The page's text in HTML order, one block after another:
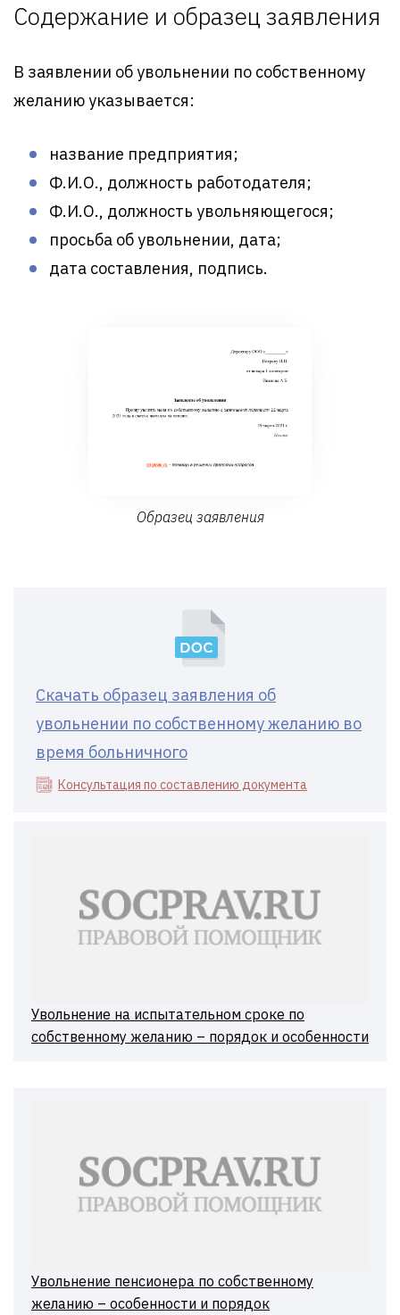
Содержание и образец заявления
В заявлении об увольнении по собственному
желанию указывается:
название предприятия;
Ф.И.О., должность работодателя;
Ф.И.О., должность увольняющегося;
просьба об увольнении, дата;
дата составления, подпись.
Образец заявления
Скачать образец заявления об
увольнении по собственному желанию во
время больничного
Консультация по составлению документа
Увольнение на испытательном сроке по
собственному желанию – порядок и особенности
Увольнение пенсионера по собственному
желанию – особенности и порядок